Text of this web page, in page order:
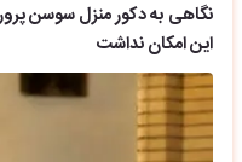
نگاهی به دکور منزل سوسن پرور
این امکان نداشت